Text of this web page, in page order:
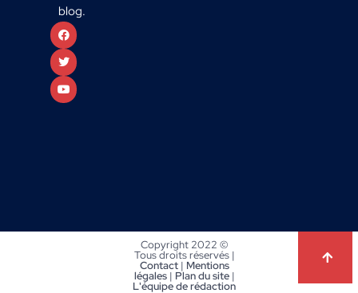
blog.
Copyright 2022 ©
Tous droits réservés |
Contact| Mentions
légales| Plan du site|
L'équipe de rédaction